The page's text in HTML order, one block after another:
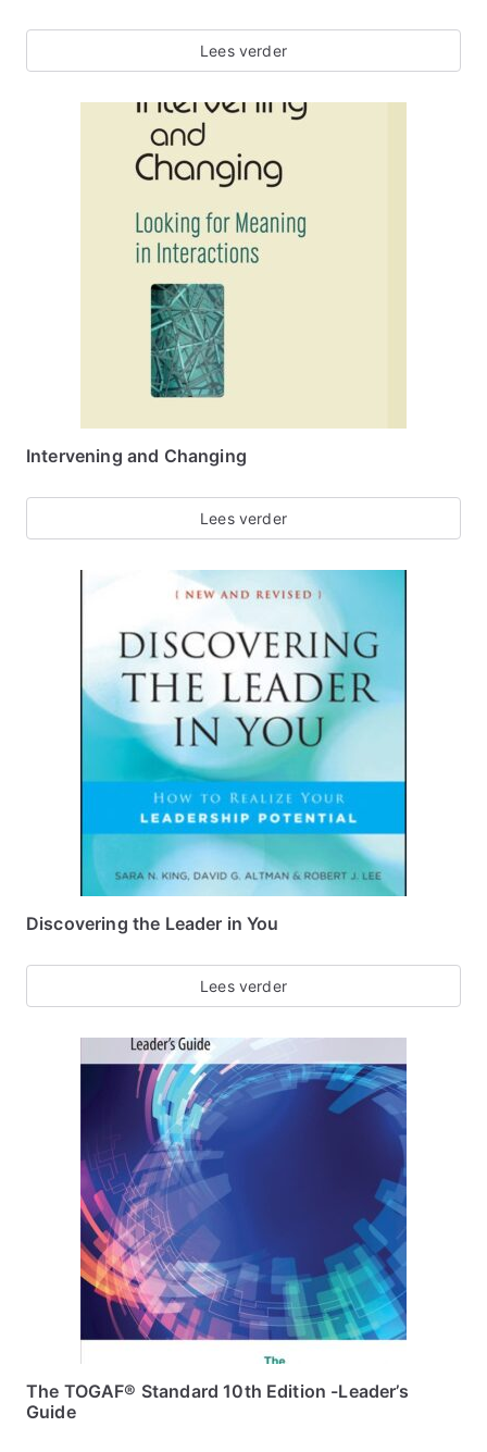
Lees verder
Intervening and Changing
Lees verder
Discovering the Leader in You
Lees verder
The TOGAF® Standard 10th Edition -Leader’s
Guide